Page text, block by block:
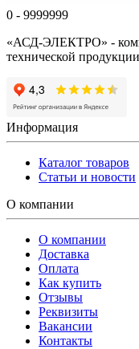
0 - 9999999
«АСД-ЭЛЕКТРО» -
технической
Информация
Каталог товаров
Статьи и новости
О компании
О компании
Доставка
Оплата
Как купить
Отзывы
Реквизиты
Вакансии
Контакты